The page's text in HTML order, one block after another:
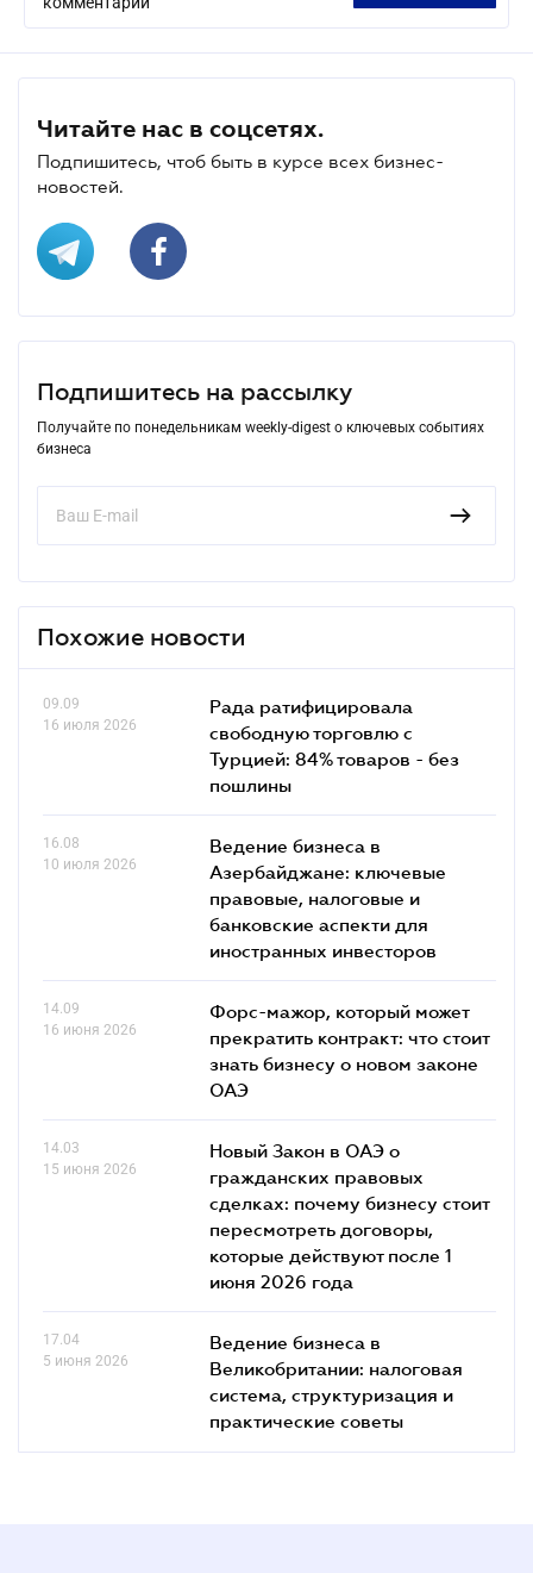
Читайте нас в соцсетях.
Подпишитесь, чтоб быть в курсе всех бизнес-
новостей.
Подпишитесь на рассылку
Получайте по понедельникам weekly-digest о ключевых событиях
бизнеса
Похожие новости
09.09
16 июля 2026
Рада ратифицировала
свободную торговлю с
Турцией: 84% товаров - без
пошлины
16.08
10 июля 2026
Ведение бизнеса в
Азербайджане: ключевые
правовые, налоговые и
банковские аcпекти для
иностранных инвесторов
14.09
16 июня 2026
Форс-мажор, который может
прекратить контракт: что стоит
знать бизнесу о новом законе
ОАЭ
14.03
15 июня 2026
Новый Закон в ОАЭ о
гражданских правовых
сделках: почему бизнесу стоит
пересмотреть договоры,
которые действуют после 1
июня 2026 года
17.04
5 июня 2026
Ведение бизнеса в
Великобритании: налоговая
система, структуризация и
практические советы